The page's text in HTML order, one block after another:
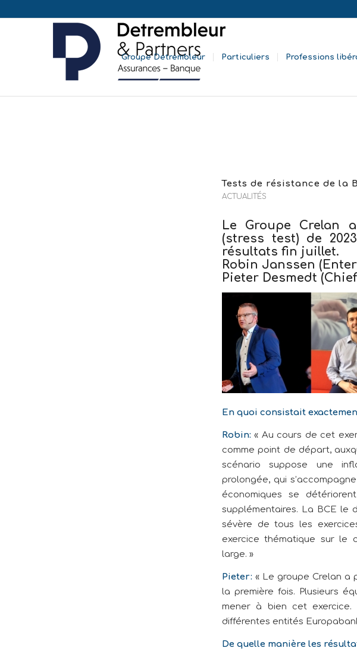
Groupe Detrembleur Particuliers Professions
Tests de résistance de la
ACTUALITÉS
Le Groupe Crelan
(stress test) de
résultats fin juillet.
Robin Janssen
Pieter Desmedt
En quoi consistait
Robin: « Au cours de cet
comme point de départ,
scénario suppose une
prolongée, qui
économiques se
supplémentaires. La BCE le
sévère de tous les
exercice thématique sur le
large. »
Pieter: « Le groupe Crelan a
la première fois. Plusieurs
mener à bien cet exercice.
différentes entités
De quelle manière les